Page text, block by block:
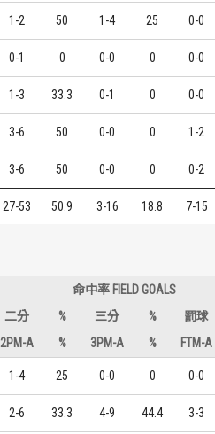
1-2 50 1-4 25 0-0
0-1 0 0-0 0 0-0
1-3 33.3 0-1 0 0-0
3-6 50 0-0 0 1-2
3-6 50 0-0 0 0-2
27-53 50.9 3-16 18.8 7-15
命中率 FIELD GOALS
二分 % 三分 %
罰球
2PM-A % 3PM-A % FTM-A
1-4 25 0-0 0 0-0
2-6 33.3 4-9 44.4 3-3